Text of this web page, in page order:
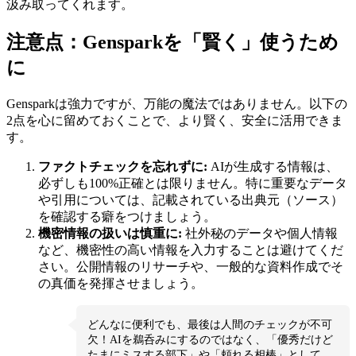
汲み取ってくれます。
注意点：Gensparkを「賢く」使うため
に
Gensparkは強力ですが、万能の魔法ではありません。以下の
2点を心に留めておくことで、より賢く、安全に活用できま
す。
ファクトチェックを忘れずに: AIが生成する情報は、
必ずしも100%正確とは限りません。特に重要なデータ
や引用については、記載されている出典元（ソース）
を確認する癖をつけましょう。
機密情報の扱いは慎重に: 社外秘のデータや個人情報
など、機密性の高い情報を入力することは避けてくだ
さい。公開情報のリサーチや、一般的な資料作成でそ
の真価を発揮させましょう。
どんなに便利でも、最後は人間のチェックが不可
欠！AIを鵜呑みにするのではなく、「優秀だけど